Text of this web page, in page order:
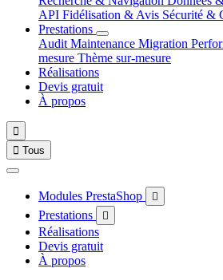
API Fidélisation & Avis Sécurité &
Prestations
Audit Maintenance Migration
mesure Thème sur-mesure
Réalisations
Devis gratuit
À propos

 Tous
Modules PrestaShop 
Prestations 
Réalisations
Devis gratuit
À propos